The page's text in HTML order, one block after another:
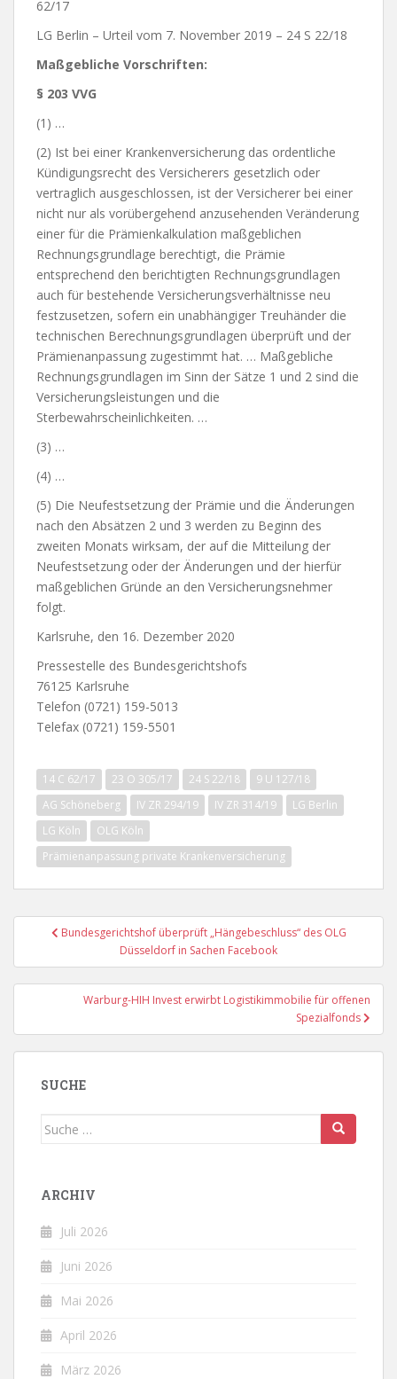
62/17
LG Berlin – Urteil vom 7. November 2019 – 24 S 22/18
Maßgebliche Vorschriften:
§ 203 VVG
(1) …
(2) Ist bei einer Krankenversicherung das ordentliche
Kündigungsrecht des Versicherers gesetzlich oder
vertraglich ausgeschlossen, ist der Versicherer bei einer
nicht nur als vorübergehend anzusehenden Veränderung
einer für die Prämienkalkulation maßgeblichen
Rechnungsgrundlage berechtigt, die Prämie
entsprechend den berichtigten Rechnungsgrundlagen
auch für bestehende Versicherungsverhältnisse neu
festzusetzen, sofern ein unabhängiger Treuhänder die
technischen Berechnungsgrundlagen überprüft und der
Prämienanpassung zugestimmt hat. … Maßgebliche
Rechnungsgrundlagen im Sinn der Sätze 1 und 2 sind die
Versicherungsleistungen und die
Sterbewahrscheinlichkeiten. …
(3) …
(4) …
(5) Die Neufestsetzung der Prämie und die Änderungen
nach den Absätzen 2 und 3 werden zu Beginn des
zweiten Monats wirksam, der auf die Mitteilung der
Neufestsetzung oder der Änderungen und der hierfür
maßgeblichen Gründe an den Versicherungsnehmer
folgt.
Karlsruhe, den 16. Dezember 2020
Pressestelle des Bundesgerichtshofs
76125 Karlsruhe
Telefon (0721) 159-5013
Telefax (0721) 159-5501
14 C 62/17 23 O 305/17 24 S 22/18
9 U 127/18
AG Schöneberg
IV ZR 294/19 IV ZR 314/19
LG Berlin
LG Köln
OLG Köln
Prämienanpassung private Krankenversicherung
Beitragsnavigation
Bundesgerichtshof überprüft „Hängebeschluss“ des OLG
Düsseldorf in Sachen Facebook
Warburg-HIH Invest erwirbt Logistikimmobilie für offenen
Spezialfonds
SUCHE
Suche
ARCHIV
Juli 2026
Juni 2026
Mai 2026
April 2026
März 2026